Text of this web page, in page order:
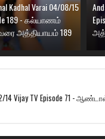
Kadhal Varai 04/08/15
189 - கல்யாணம்
அத்தியாயம் 189
14 Vijay TV Episode 71 -